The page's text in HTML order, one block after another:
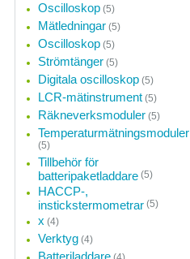
Oscilloskop (5)
Mätledningar (5)
Oscilloskop (5)
Strömtänger (5)
Digitala oscilloskop (5)
LCR-mätinstrument (5)
Räkneverksmoduler (5)
Temperaturmätningsmoduler
(5)
Tillbehör för
batteripaketladdare (5)
HACCP-,
instickstermometrar (5)
x (4)
Verktyg (4)
Batteriladdare